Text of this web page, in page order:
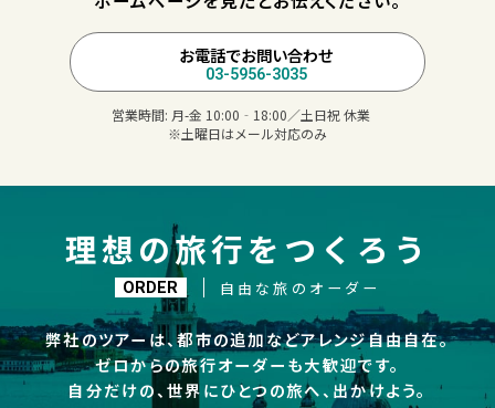
お電話でお問い合わせ
03-5956-3035
営業時間: 月-金 10:00‐18:00／土日祝 休業
※土曜日はメール対応のみ
理想の旅行をつくろう
ORDER 自由な旅のオーダー
弊社のツアーは、都市の追加などアレンジ自由自在。
ゼロからの旅行オーダーも大歓迎です。
自分だけの、世界にひとつの旅へ、出かけよう。